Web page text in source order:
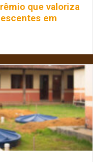
que valoriza
em